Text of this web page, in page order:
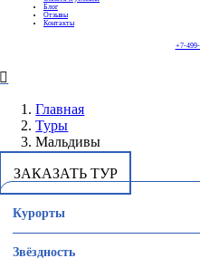
Блог
Отзывы
Контакты
+7-
Главная
Туры
Мальдивы
ЗАКАЗАТЬ ТУР
Курорты
Звёздность